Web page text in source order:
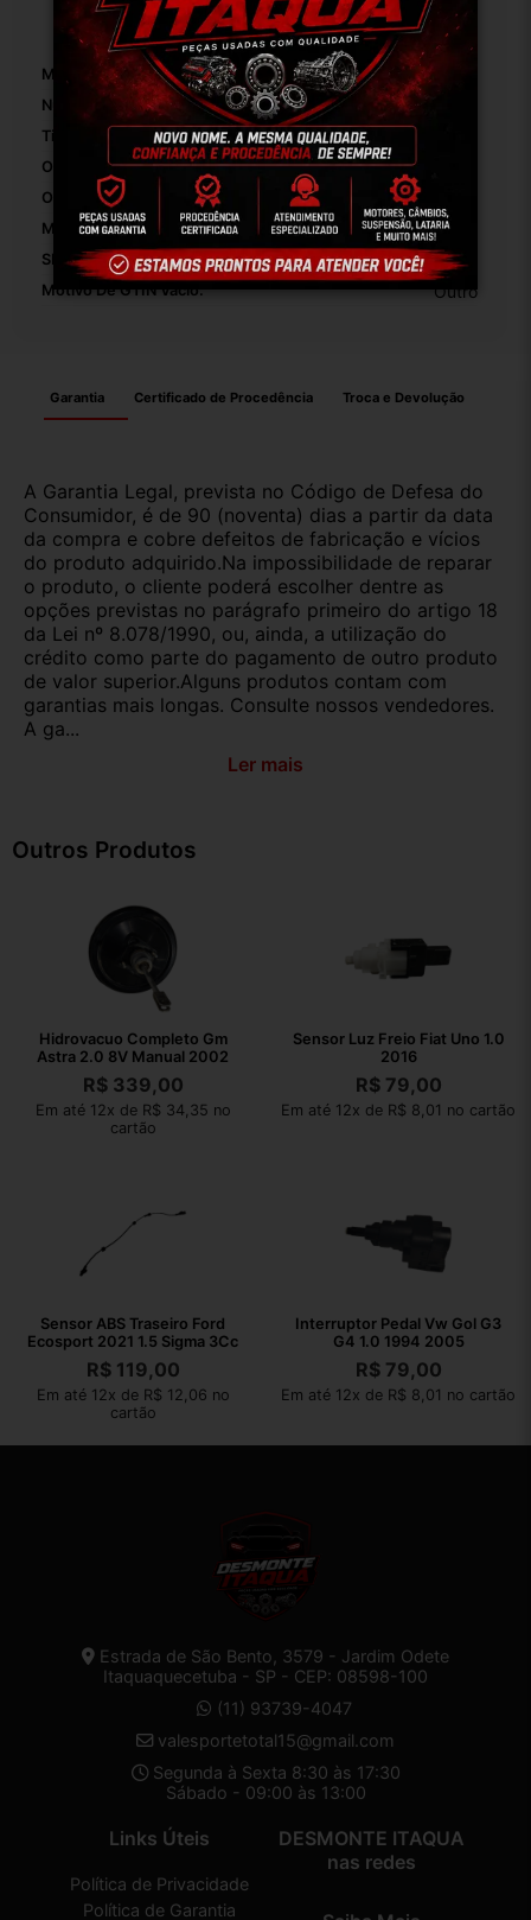
Especificações
Marca:
Número De Peça:
Tipo De Veículo: Carro/Caminhonete
Origem:
OEM: Original
Modelo: Uno
SKU: 12939
Motivo De GTIN Vacío: Outro
Garantia Certificado de Procedência Troca e Devolução
A Garantia Legal, prevista no Código de Defesa do
Consumidor, é de 90 (noventa) dias a partir da data
da compra e cobre defeitos de fabricação e vícios
do produto adquirido.Na impossibilidade de reparar
o produto, o cliente poderá escolher dentre as
opções previstas no parágrafo primeiro do artigo 18
da Lei nº 8.078/1990, ou, ainda, a utilização do
crédito como parte do pagamento de outro produto
de valor superior.Alguns produtos contam com
garantias mais longas. Consulte nossos vendedores.
A ga...
Ler mais
Outros Produtos
Hidrovacuo Completo Gm
Astra 2.0 8V Manual 2002
R$339,00
Em até 12x de R$ 34,35 no
cartão
Sensor Luz Freio Fiat Uno 1.0
2016
R$79,00
Em até 12x de R$ 8,01 no cartão
Sensor ABS Traseiro Ford
Ecosport 2021 1.5 Sigma 3Cc
R$119,00
Em até 12x de R$ 12,06 no
cartão
Interruptor Pedal Vw Gol G3
G4 1.0 1994 2005
R$79,00
Em até 12x de R$ 8,01 no cartão
Estrada de São Bento, 3579 - Jardim Odete
Itaquaquecetuba - SP - CEP: 08598-100
(11) 93739-4047
valesportetotal15@gmail.com
Segunda à Sexta 8:30 às 17:30
Sábado - 09:00 às 13:00
Links Úteis
Política de Privacidade
Política de Garantia
DESMONTE ITAQUA
nas redes